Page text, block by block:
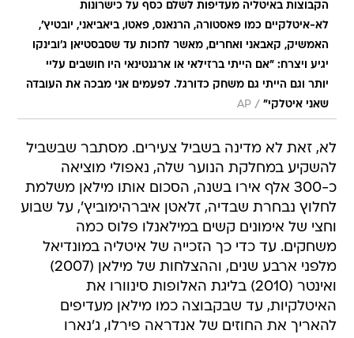
הקבוצות באיטליה מעדיפות לשלם כסף על כישרונות
לא-איטלקיים כמו פאסטורה, הרנאנס, פאטו, ביאביאני, יובטיץ',
האמשיק, קאבאני ואחרים, מאשר לחכות עד שסבסטיאן ג'ובינקו
יגיע ויצרח: "אם הייתי ברזילאי או ארגנטינאי היו חושבים עליי
יותר וגם הייתי גם משחק כדורגל. לפעמים אני מבכה את העובדה
שאני איטלקי" /
AP
לא, זאת לא מדינה בשביל צעירים. מסתבר שבשביל
להשקיע במחלקת הנוער שלה, נאפולי מוציאה
כ-300 אלף אירו בשנה, הסכום אותו מילאן משלמת
לחלוץ נבחרת שבדיה, זלאטן איברהימוביץ', על שבוע
וחצי של אימונים קשים במילאנלו פלוס כמה
משחקים. עד כדי כך הזכייה של איטליה במונדיאל
מלפני ארבע שנים, וההצלחות של מילאן (2007)
ואינטר (2010) בליגת האלופות סינוורו את
האיטלקיות, עד שבקבוצה כמו מילאן מעדיפים
להאריך את החוזים של אנדראה פירלו, ג'נארו